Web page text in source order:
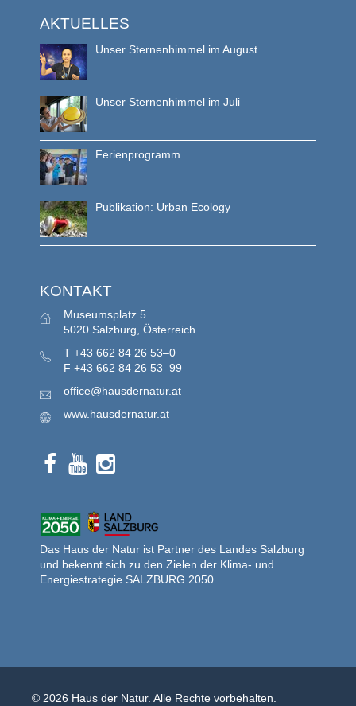
AKTUELLES
Unser Sternenhimmel im August
Unser Sternenhimmel im Juli
Ferienprogramm
Publikation: Urban Ecology
KONTAKT
Museumsplatz 5
5020 Salzburg, Österreich
T +43 662 84 26 53–0
F +43 662 84 26 53–99
office@hausdernatur.at
www.hausdernatur.at
Das Haus der Natur ist Partner des Landes Salzburg
und bekennt sich zu den Zielen der Klima- und
Energiestrategie SALZBURG 2050
© 2026 Haus der Natur. Alle Rechte vorbehalten.